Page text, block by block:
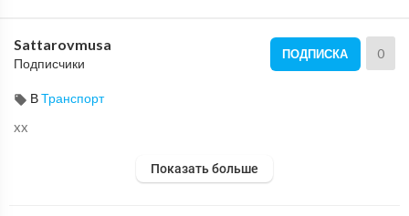
Sattarovmusa
Подписчики
ПОДПИСКА 0
ВТранспорт
xx
Показать больше